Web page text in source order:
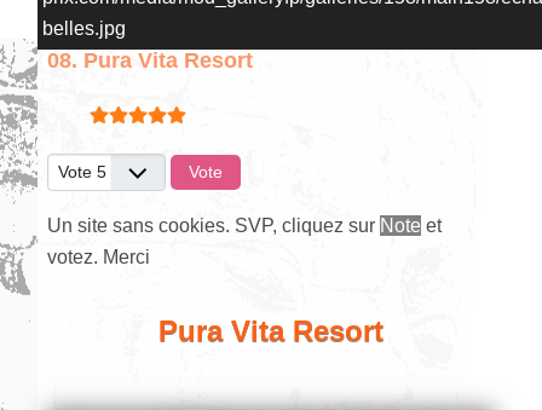
belles.jpg
08. Pura Vita Resort
Vote utilisateur:
Veuillez voter
Un site sans cookies. SVP, cliquez sur Note et
votez. Merci
Pura Vita Resort